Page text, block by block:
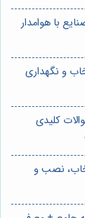
با هوامدار
و نگهداری
کلیدی
نصب و